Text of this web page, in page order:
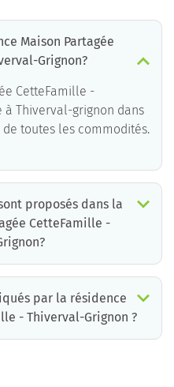
Maison Partagée
Grignon?
CetteFamille -
à Thiverval-grignon dans
toutes les commodités.
proposés dans la
CetteFamille -
par la résidence
- Thiverval-Grignon ?